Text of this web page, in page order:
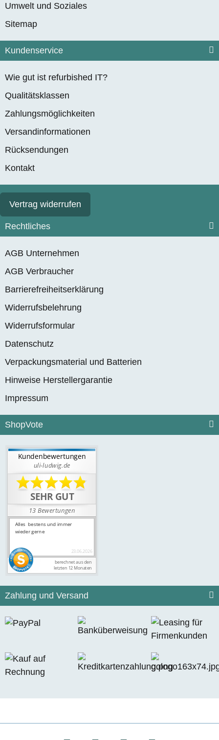
Umwelt und Soziales
Sitemap
Kundenservice
Wie gut ist refurbished IT?
Qualitätsklassen
Zahlungsmöglichkeiten
Versandinformationen
Rücksendungen
Kontakt
Vertrag widerrufen
Rechtliches
AGB Unternehmen
AGB Verbraucher
Barrierefreiheitserklärung
Widerrufsbelehrung
Widerrufsformular
Datenschutz
Verpackungsmaterial und Batterien
Hinweise Herstellergarantie
Impressum
ShopVote
Zahlung und Versand